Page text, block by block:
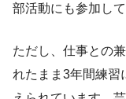
部活動にも参加して
ただし、仕事との
れたまま3年間練習